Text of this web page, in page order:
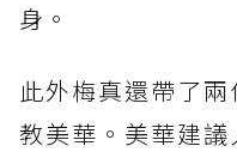
身。
此外梅真還帶了兩
教美華。美華建